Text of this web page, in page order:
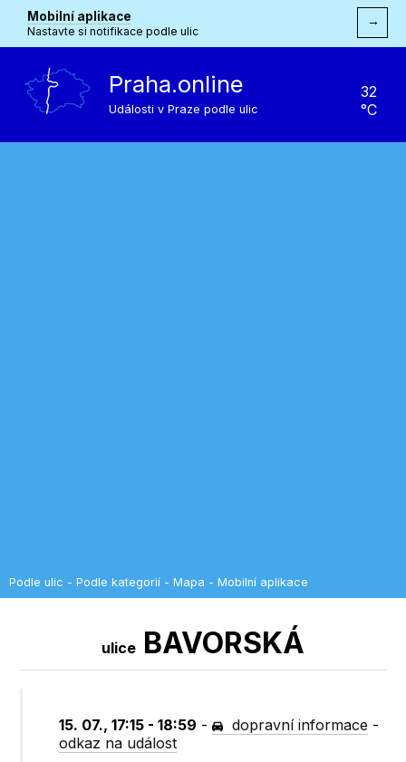
Mobilní aplikace
Nastavte si notifikace podle ulic
→
Praha.online
Události v Praze podle ulic
32
°C
Podle ulic - Podle kategorií - Mapa - Mobilní aplikace
ulice BAVORSKÁ
15. 07., 17:15 - 18:59 - dopravní informace -
odkaz na událost